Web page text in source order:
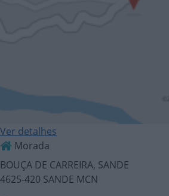
Ver detalhes
Morada
BOUÇA DE CARREIRA, SANDE
4625-420 SANDE MCN